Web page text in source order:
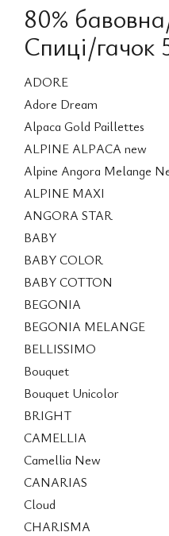
80%
Спиці/гачок
ADORE
Adore Dream
Alpaca Gold Paillettes
ALPINE ALPACA new
Alpine Angora Melange
ALPINE MAXI
ANGORA STAR
BABY
BABY COLOR
BABY COTTON
BEGONIA
BEGONIA MELANGE
BELLISSIMO
Bouquet
Bouquet Unicolor
BRIGHT
CAMELLIA
Camellia New
CANARIAS
Cloud
CHARISMA